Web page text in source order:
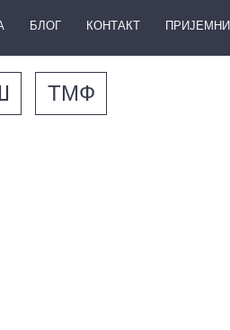
БЛОГ КОНТАКТ ПРИЈЕМНИ
ТМФ